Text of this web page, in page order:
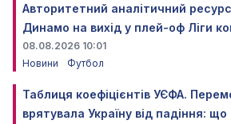
Авторитетний аналітичний
Динамо на вихід у плей-оф Ліги
08.08.2026 10:01
Новини
Футбол
Таблиця коефіцієнтів УЄФА.
врятувала Україну від падіння: що